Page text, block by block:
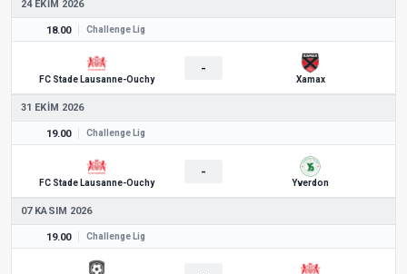
24 EKIM 2026
18.00 Challenge Lig
FC Stade Lausanne-Ouchy
-
Xamax
31 EKIM 2026
19.00 Challenge Lig
FC Stade Lausanne-Ouchy
-
Yverdon
07 KASIM 2026
19.00 Challenge Lig